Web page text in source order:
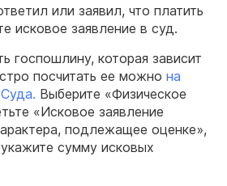
или заявил, что платить
исковое заявление в суд.
госпошлину, которая зависит
посчитать ее можно на
Выберите «Физическое
«Исковое заявление
подлежащее оценке»,
сумму исковых